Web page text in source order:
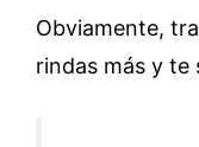
Obviamente,
rindas más y te